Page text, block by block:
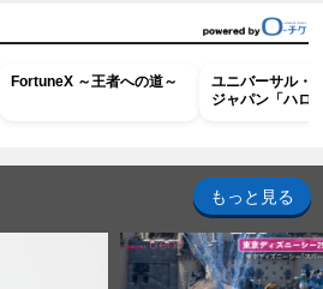
FortuneX ～王者への道～
ユニバーサル・
ジャパン「ハロ
もっと見る